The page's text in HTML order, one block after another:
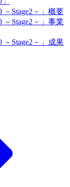
－Stage2－」概要
－Stage2－」事業
－Stage2－」成果